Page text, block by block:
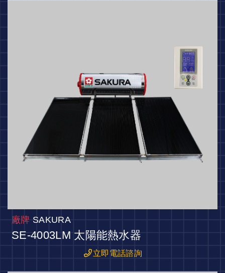
廠牌 SAKURA
SE-4003LM 太陽能熱水器
立即電話諮詢